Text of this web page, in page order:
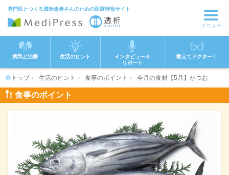
専門医とつくる透析患者さんのための医療情報サイト
メニュー
病気と治療 生活のヒント
インタビュー＆
リポート
教えてドクター！
トップ 生活のヒント 食事のポイント 今月の食材【5月】かつお
食事のポイント